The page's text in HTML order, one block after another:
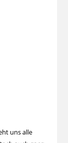
uns alle